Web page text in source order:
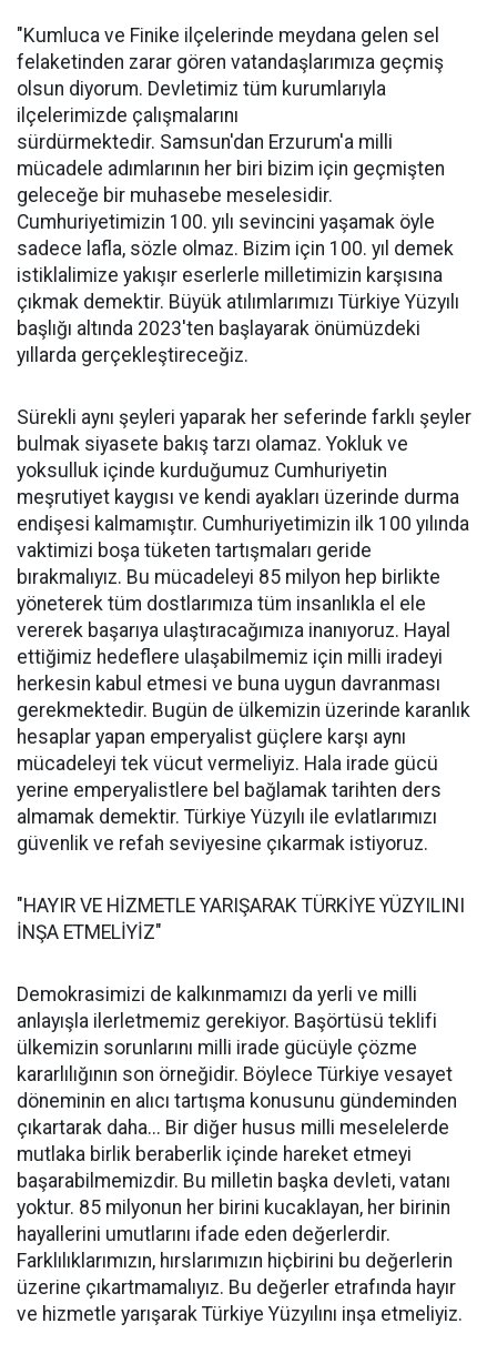
"Kumluca ve Finike ilçelerinde meydana gelen sel
felaketinden zarar gören vatandaşlarımıza geçmiş
olsun diyorum. Devletimiz tüm kurumlarıyla
ilçelerimizde çalışmalarını
sürdürmektedir. Samsun'dan Erzurum'a milli
mücadele adımlarının her biri bizim için geçmişten
geleceğe bir muhasebe meselesidir.
Cumhuriyetimizin 100. yılı sevincini yaşamak öyle
sadece lafla, sözle olmaz. Bizim için 100. yıl demek
istiklalimize yakışır eserlerle milletimizin karşısına
çıkmak demektir. Büyük atılımlarımızı Türkiye Yüzyılı
başlığı altında 2023'ten başlayarak önümüzdeki
yıllarda gerçekleştireceğiz.
Sürekli aynı şeyleri yaparak her seferinde farklı şeyler
bulmak siyasete bakış tarzı olamaz. Yokluk ve
yoksulluk içinde kurduğumuz Cumhuriyetin
meşrutiyet kaygısı ve kendi ayakları üzerinde durma
endişesi kalmamıştır. Cumhuriyetimizin ilk 100 yılında
vaktimizi boşa tüketen tartışmaları geride
bırakmalıyız. Bu mücadeleyi 85 milyon hep birlikte
yöneterek tüm dostlarımıza tüm insanlıkla el ele
vererek başarıya ulaştıracağımıza inanıyoruz. Hayal
ettiğimiz hedeflere ulaşabilmemiz için milli iradeyi
herkesin kabul etmesi ve buna uygun davranması
gerekmektedir. Bugün de ülkemizin üzerinde karanlık
hesaplar yapan emperyalist güçlere karşı aynı
mücadeleyi tek vücut vermeliyiz. Hala irade gücü
yerine emperyalistlere bel bağlamak tarihten ders
almamak demektir. Türkiye Yüzyılı ile evlatlarımızı
güvenlik ve refah seviyesine çıkarmak istiyoruz.
"HAYIR VE HİZMETLE YARIŞARAK TÜRKİYE YÜZYILINI
İNŞA ETMELİYİZ"
Demokrasimizi de kalkınmamızı da yerli ve milli
anlayışla ilerletmemiz gerekiyor. Başörtüsü teklifi
ülkemizin sorunlarını milli irade gücüyle çözme
kararlılığının son örneğidir. Böylece Türkiye vesayet
döneminin en alıcı tartışma konusunu gündeminden
çıkartarak daha... Bir diğer husus milli meselelerde
mutlaka birlik beraberlik içinde hareket etmeyi
başarabilmemizdir. Bu milletin başka devleti, vatanı
yoktur. 85 milyonun her birini kucaklayan, her birinin
hayallerini umutlarını ifade eden değerlerdir.
Farklılıklarımızın, hırslarımızın hiçbirini bu değerlerin
üzerine çıkartmamalıyız. Bu değerler etrafında hayır
ve hizmetle yarışarak Türkiye Yüzyılını inşa etmeliyiz.